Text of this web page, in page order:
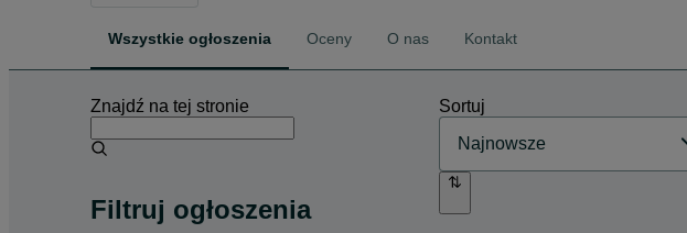
Wszystkie ogłoszenia Oceny O nas Kontakt
Znajdź na tej stronie
Filtruj ogłoszenia
Sortuj